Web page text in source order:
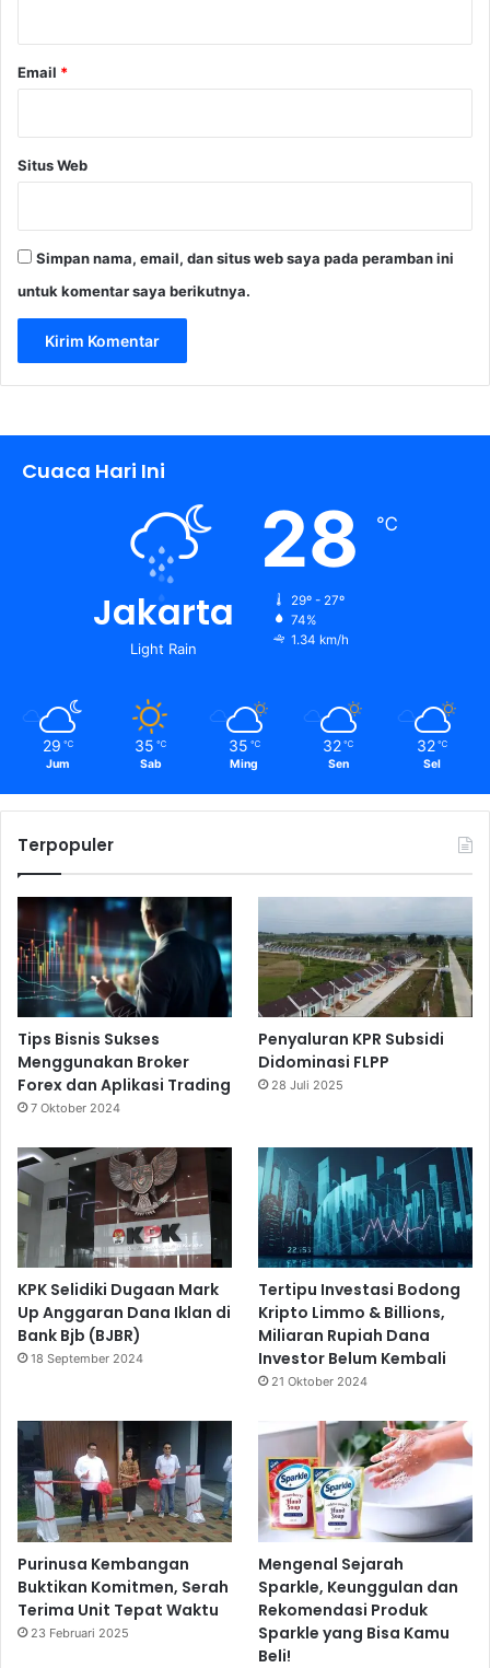
i
i
Email *
Situs Web
Simpan nama, email, dan situs web saya pada peramban ini
untuk komentar saya berikutnya.
Cuaca Hari Ini
Jakarta
Light Rain
28 ℃
29º - 27º
74%
1.34 km/h
29 ℃
Jum
35 ℃
Sab
35 ℃
Ming
32 ℃
Sen
32 ℃
Sel
Terpopuler
Tips Bisnis Sukses
Menggunakan Broker
Forex dan Aplikasi Trading
7 Oktober 2024
Penyaluran KPR Subsidi
Didominasi FLPP
28 Juli 2025
KPK Selidiki Dugaan Mark
Up Anggaran Dana Iklan di
Bank Bjb (BJBR)
18 September 2024
Tertipu Investasi Bodong
Kripto Limmo & Billions,
Miliaran Rupiah Dana
Investor Belum Kembali
21 Oktober 2024
Purinusa Kembangan
Buktikan Komitmen, Serah
Terima Unit Tepat Waktu
23 Februari 2025
Mengenal Sejarah
Sparkle, Keunggulan dan
Rekomendasi Produk
Sparkle yang Bisa Kamu
Beli!